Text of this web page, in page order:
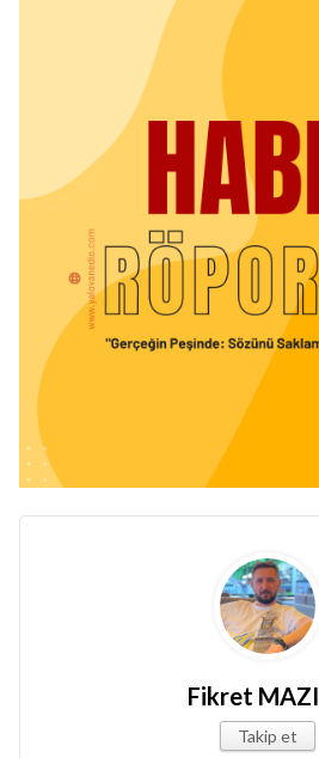
Fikret MAZI
Takip et